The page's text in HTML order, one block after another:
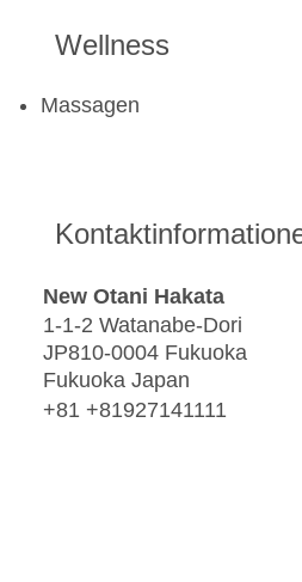
Wellness
Massagen
New Otani Hakata
1-1-2 Watanabe-Dori
JP810-0004 Fukuoka
Fukuoka Japan
+81 +81927141111